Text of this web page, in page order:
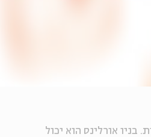
בניו אורלינס הוא יכול